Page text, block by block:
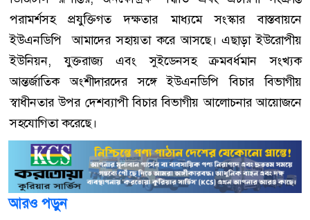
পরামর্শসহ প্রযুক্তিগত দক্ষতার মাধ্যমে সংস্কার বাস্তবায়নে
ইউএনডিপি আমাদের সহায়তা করে আসছে। এছাড়া ইউরোপীয়
ইউনিয়ন, যুক্তরাজ্য এবং সুইডেনসহ ক্রমবর্ধমান সংখ্যক
আন্তর্জাতিক অংশীদারদের সঙ্গে ইউএনডিপি বিচার বিভাগীয়
স্বাধীনতার উপর দেশব্যাপী বিচার বিভাগীয় আলোচনার আয়োজনে
সহযোগিতা করেছে।
আরও পড়ুন